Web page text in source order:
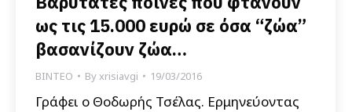
ως τις 15.000 ευρώ σε όσα “ζώα”
βασανίζουν ζώα…
ΒΙΝΤΕΟ Byxrisiavgi 19/03/2016
Γράφει ο Θοδωρής Τσέλας. Ερμηνεύοντας